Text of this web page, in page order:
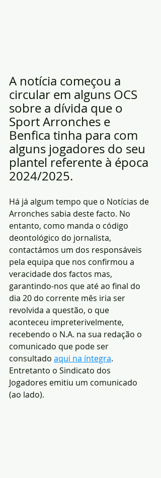
A notícia começou a
circular em alguns OCS
sobre a dívida que o
Sport Arronches e
Benfica tinha para com
alguns jogadores do seu
plantel referente à época
2024/2025.
Há já algum tempo que o Notícias de
Arronches sabia deste facto. No
entanto, como manda o código
deontológico do jornalista,
contactámos um dos responsáveis
pela equipa que nos confirmou a
veracidade dos factos mas,
garantindo-nos que até ao final do
dia 20 do corrente mês iria ser
revolvida a questão, o que
aconteceu impreterivelmente,
recebendo o N.A. na sua redação o
comunicado que pode ser
consultado aqui na íntegra.
Entretanto o Sindicato dos
Jogadores emitiu um comunicado
(ao lado).